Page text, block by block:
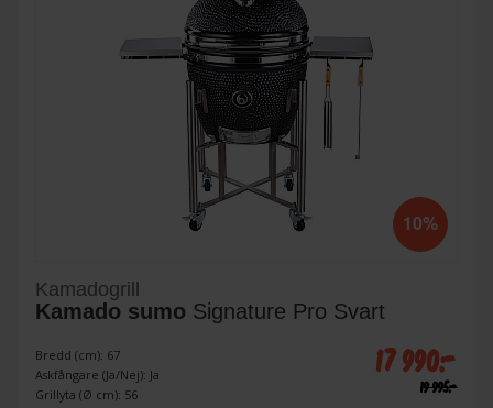
10%
Kamadogrill
Kamado sumo Signature Pro Svart
Bredd (cm): 67
Askfångare (Ja/Nej): Ja
Grillyta (Ø cm): 56
17 990:-
19 995:-